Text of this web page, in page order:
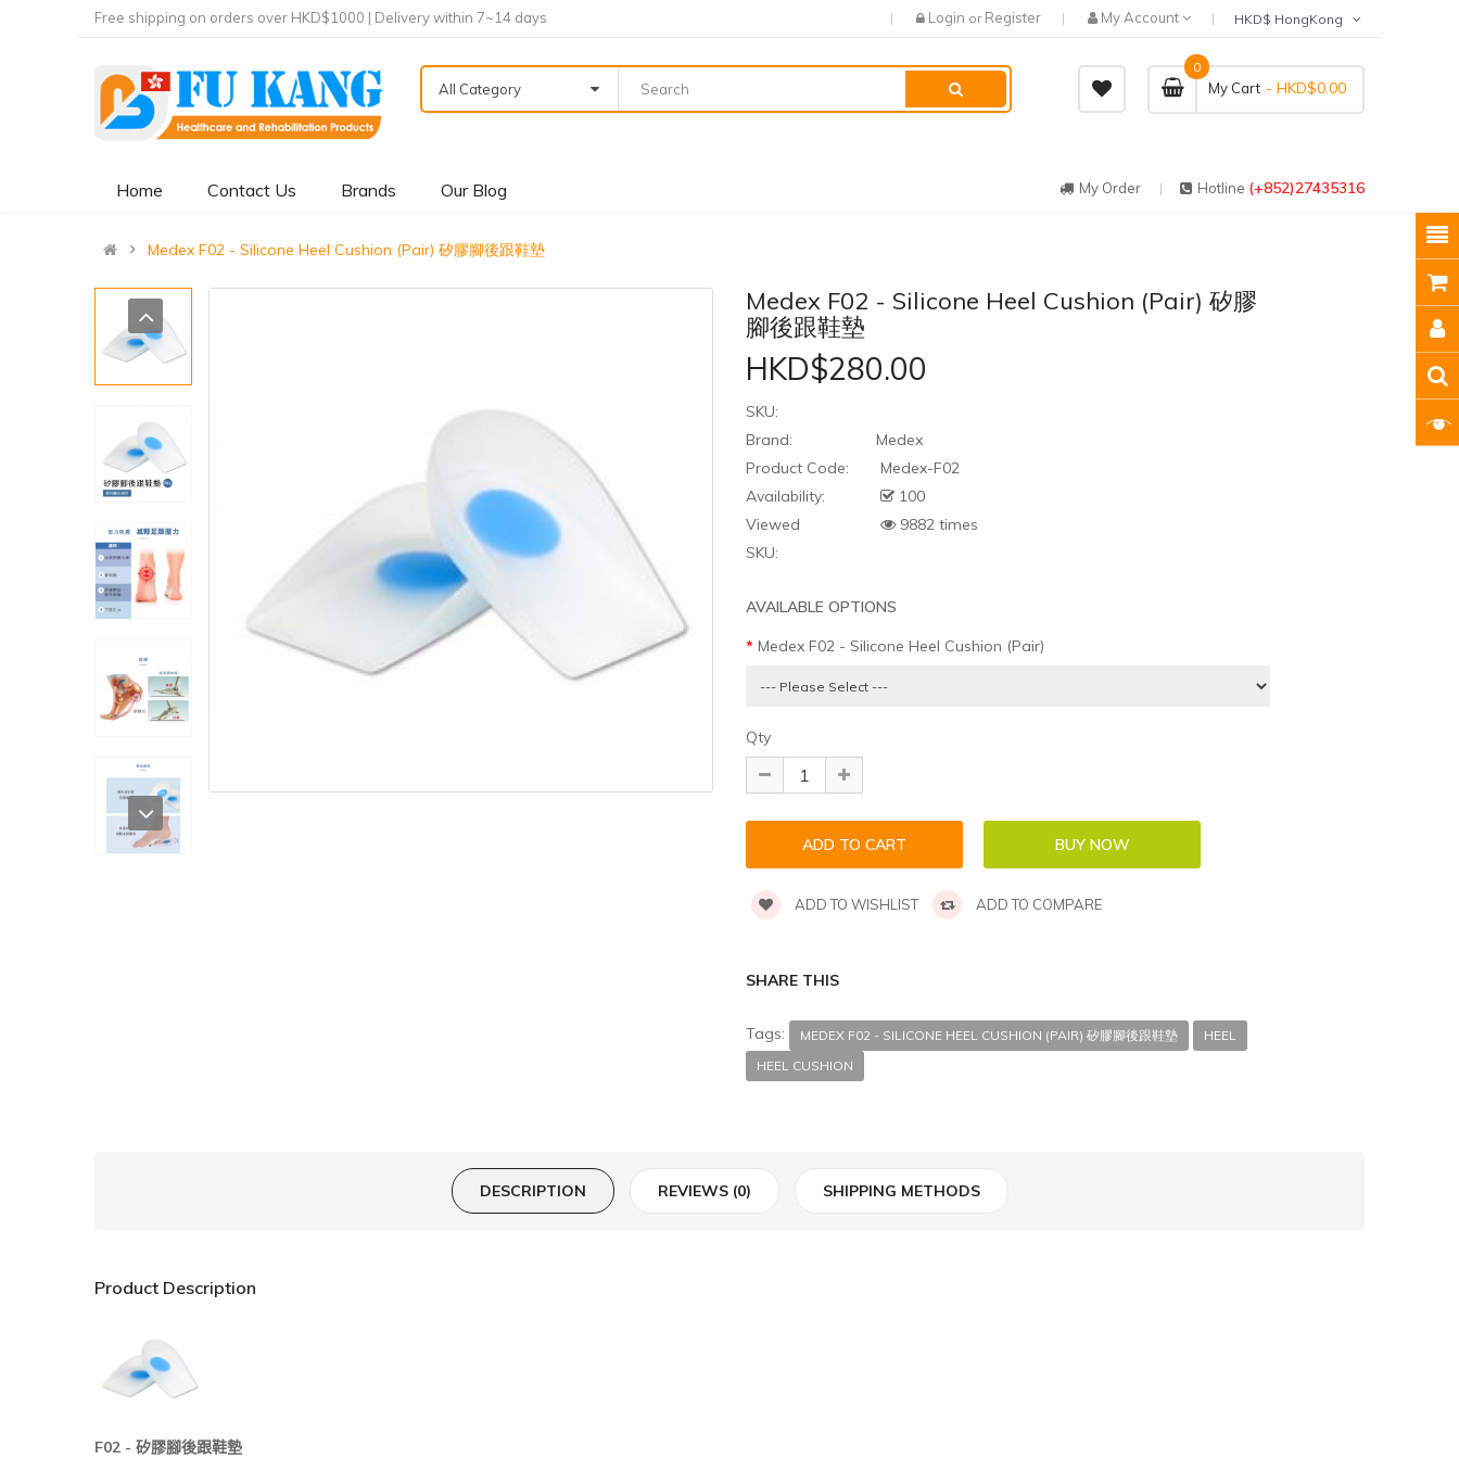
Free shipping on orders over HKD$1000 | Delivery within 7~14 days Login or Register My Account
All Category My Cart
0
- HKD$0.00
Home Contact Us Brands Our Blog My Order Hotline (+852)27435316
Medex F02 - Silicone Heel Cushion (Pair) 矽膠腳後跟鞋墊
Medex F02 - Silicone Heel Cushion (Pair) 矽膠
腳後跟鞋墊
HKD$280.00
SKU:
Brand:
Medex
Product Code:
Medex-F02
Availability:
100
Viewed
9882 times
SKU:
AVAILABLE OPTIONS
Medex F02 - Silicone Heel Cushion (Pair)
Qty
ADD TO WISHLIST ADD TO COMPARE
SHARE THIS
Tags: MEDEX F02 - SILICONE HEEL CUSHION (PAIR) 矽膠腳後跟鞋墊
HEEL
HEEL CUSHION
DESCRIPTION REVIEWS (0) SHIPPING METHODS
Product Description
F02 - 矽膠腳後跟鞋墊